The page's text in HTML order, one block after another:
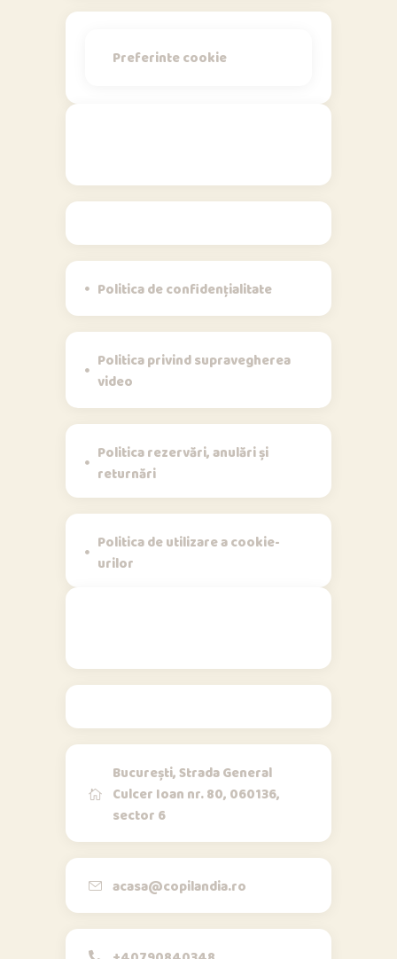
Preferinte cookie
Politica de confidențialitate
Politica privind supravegherea
video
Politica rezervări, anulări și
returnări
Politica de utilizare a cookie-
urilor
București, Strada General
Culcer Ioan nr. 80, 060136,
sector 6
acasa@copilandia.ro
Bună!